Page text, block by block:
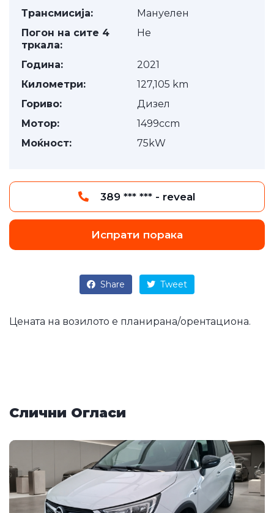
Трансмисија:
Мануелен
Погон на сите 4
тркала:
Не
Година:
2021
Километри:
127,105 km
Гориво:
Дизел
Мотор:
1499ccm
Моќност:
75kW
389 *** *** - reveal
Испрати порака
Share Tweet
Цената на возилото е планирана/орентациона.
Слични Огласи